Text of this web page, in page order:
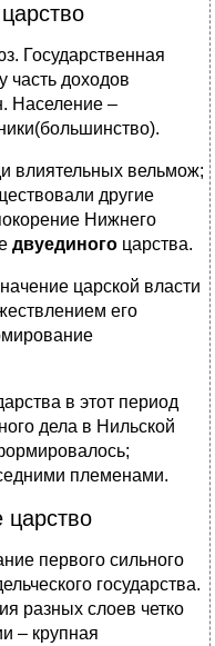
Государственная
часть доходов
Население –
влиятельных вельмож;
другие
Нижнего
двуединого царства.
царской власти
его
в этот период
дела в Нильской
племенами.
царство
первого сильного
государства.
разных слоев четко
– крупная